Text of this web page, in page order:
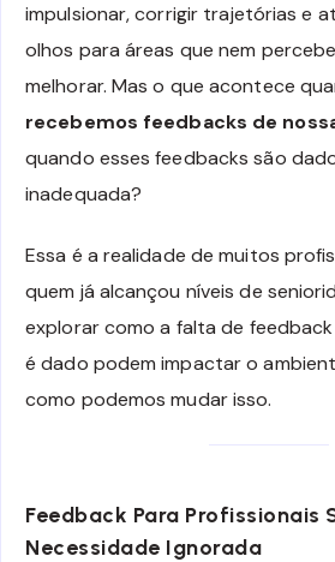
impulsionar, corrigir trajetórias e
olhos para áreas que nem
melhorar. Mas o que acontece
recebemos feedbacks de
quando esses feedbacks são
inadequada?
Essa é a realidade de muitos
quem já alcançou níveis de
explorar como a falta de
é dado podem impactar o
como podemos mudar isso.
Feedback Para Profissionais
Necessidade Ignorada